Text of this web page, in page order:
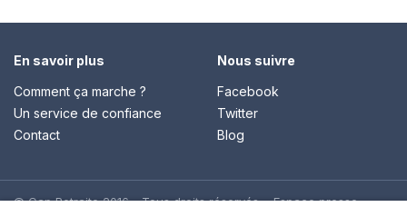
En savoir plus
Comment ça marche ?
Un service de confiance
Contact
Nous suivre
Facebook
Twitter
Blog
© Cap Retraite 2016 - Tous droits réservés •Espace presse•